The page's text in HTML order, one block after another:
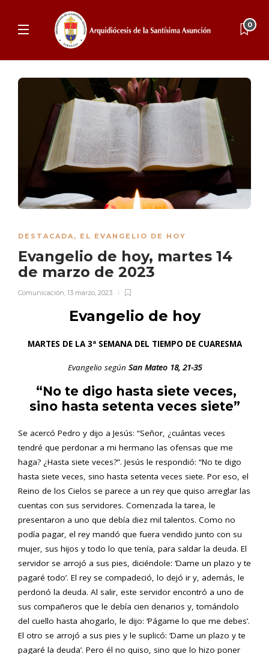
0
DESTACADA, EL EVANGELIO DE HOY
Evangelio de hoy, martes 14
de marzo de 2023
Comunicación, 13 marzo, 2023
Evangelio de hoy
MARTES DE LA 3ª SEMANA DEL TIEMPO DE CUARESMA
Evangelio según San Mateo 18, 21-35
“No te digo hasta siete veces,
sino hasta setenta veces siete”
Se acercó Pedro y dijo a Jesús: “Señor, ¿cuántas veces
tendré que perdonar a mi hermano las ofensas que me
haga? ¿Hasta siete veces?”. Jesús le respondió: “No te digo
hasta siete veces, sino hasta setenta veces siete. Por eso, el
Reino de los Cielos se parece a un rey que quiso arreglar las
cuentas con sus servidores. Comenzada la tarea, le
presentaron a uno que debía diez mil talentos. Como no
podía pagar, el rey mandó que fuera vendido junto con su
mujer, sus hijos y todo lo que tenía, para saldar la deuda. El
servidor se arrojó a sus pies, diciéndole: ‘Dame un plazo y te
pagaré todo’. El rey se compadeció, lo dejó ir y, además, le
perdonó la deuda. Al salir, este servidor encontró a uno de
sus compañeros que le debía cien denarios y, tomándolo
del cuello hasta ahogarlo, le dijo: ‘Págame lo que me debes’.
El otro se arrojó a sus pies y le suplicó: ‘Dame un plazo y te
pagaré la deuda’. Pero él no quiso, sino que lo hizo poner